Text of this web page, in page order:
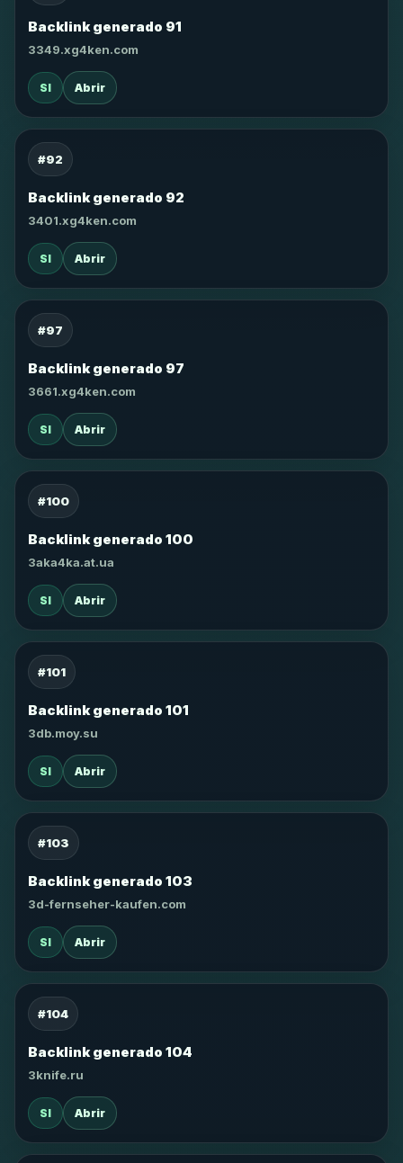
Backlink generado 91
3349.xg4ken.com
SI Abrir
#92
Backlink generado 92
3401.xg4ken.com
SI Abrir
#97
Backlink generado 97
3661.xg4ken.com
SI Abrir
#100
Backlink generado 100
3aka4ka.at.ua
SI Abrir
#101
Backlink generado 101
3db.moy.su
SI Abrir
#103
Backlink generado 103
3d-fernseher-kaufen.com
SI Abrir
#104
Backlink generado 104
3knife.ru
SI Abrir